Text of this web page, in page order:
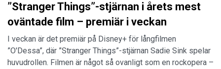
”Stranger Things”-stjärnan i årets mest
oväntade film – premiär i veckan
I veckan är det premiär på Disney+ för långfilmen
”O'Dessa”, där ”Stranger Things”-stjärnan Sadie Sink spelar
huvudrollen. Filmen är något så ovanligt som en rockopera –